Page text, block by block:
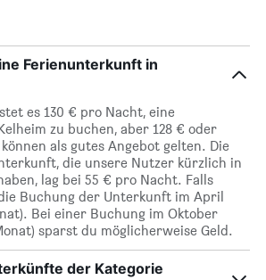
Ferienunterkunft in
es 130 € pro Nacht, eine
zu buchen, aber 128 € oder
als gutes Angebot gelten. Die
die unsere Nutzer kürzlich in
lag bei 55 € pro Nacht. Falls
Buchung der Unterkunft im April
Bei einer Buchung im Oktober
sparst du möglicherweise Geld.
der Kategorie